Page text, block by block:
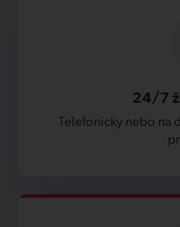
24/7
Telefonicky nebo na